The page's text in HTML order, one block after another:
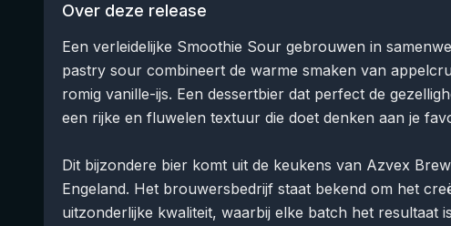
Over deze release
Een verleidelijke Smoothie Sour gebrouwen in
pastry sour combineert de warme smaken van
romig vanille-ijs. Een dessertbier dat perfect de
een rijke en fluwelen textuur die doet denken aan je
Dit bijzondere bier komt uit de keukens van Azvex
Engeland. Het brouwersbedrijf staat bekend om het
uitzonderlijke kwaliteit, waarbij elke batch het resultaat